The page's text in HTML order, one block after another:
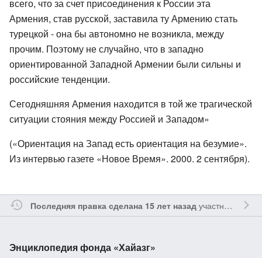
всего, что за счет присоединения к России эта
Армения, став русской, заставила ту Армению стать
турецкой - она бы автономно не возникла, между
прочим. Поэтому не случайно, что в западно
ориентированной Западной Армении были сильны и
российские тенденции.
Сегодняшняя Армения находится в той же трагической
ситуации стояния между Россией и Западом»
(«Ориентация на Запад есть ориентация на безумие».
Из интервью газете «Новое Время». 2000. 2 сентября).
Последняя правка сделана 15 лет назадучастником
Энциклопедия фонда «Хайазг»